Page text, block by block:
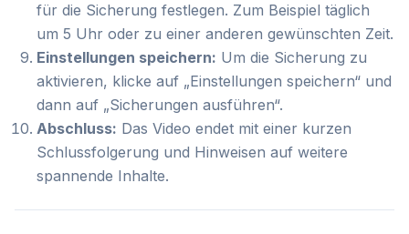
für die Sicherung festlegen. Zum Beispiel täglich
um 5 Uhr oder zu einer anderen gewünschten Zeit.
Einstellungen speichern: Um die Sicherung zu
aktivieren, klicke auf „Einstellungen speichern“ und
dann auf „Sicherungen ausführen“.
Abschluss: Das Video endet mit einer kurzen
Schlussfolgerung und Hinweisen auf weitere
spannende Inhalte.